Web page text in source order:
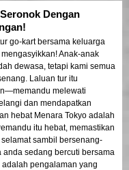
Dengan
go-kart bersama keluarga
Anak-anak
dewasa, tetapi kami semua
Laluan tur itu
melewati
dan mendapatkan
hebat Menara Tokyo adalah
itu hebat, memastikan
sambil bersenang-
anda sedang bercuti bersama
pengalaman yang